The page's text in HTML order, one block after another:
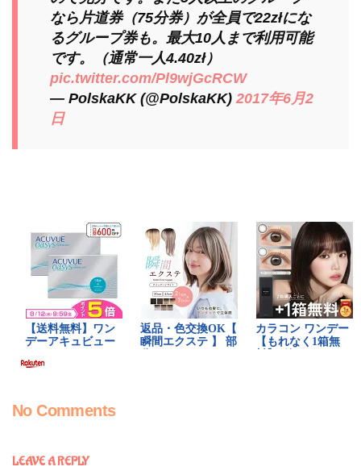
なら片道券（75分券）が全員で22złにな
るグループ券も。最大10人まで利用可能
です。（通常一人4.40zł）
pic.twitter.com/Pl9wjGcRCW
— PolskaKK (@PolskaKK) 2017年6月2
日
No Comments
LEAVE A REPLY